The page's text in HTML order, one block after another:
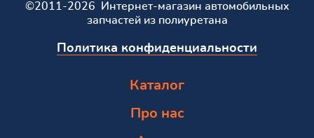
©2011-2026 Интернет-магазин автомобильных
запчастей из полиуретана
Политика конфиденциальности
Каталог
Про нас